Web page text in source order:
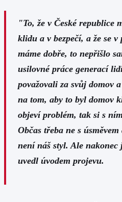
"To, že v České republice
klidu a v bezpečí, a že se
máme dobře, to nepřišlo
usilovné práce generací
považovali za svůj domov
na tom, aby to byl domov
objeví problém, tak si s
Občas třeba ne s
není náš styl. Ale nakonec
uvedl úvodem projevu.